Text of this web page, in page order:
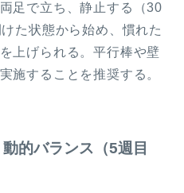
足で立ち、静止する（30
た状態から始め、慣れた
上げられる。平行棒や壁
施することを推奨する。
的バランス（5週目